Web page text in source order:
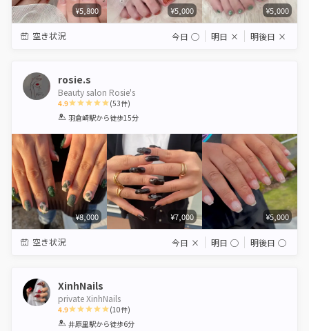
¥5,800 ¥5,000 ¥5,000
空き状況 今日 ◯ 明日 × 明後日 ×
rosie.s
Beauty salon Rosie's
4.9
1 2 3 4 5
(53件)
羽倉崎駅から徒歩15分
¥8,000 ¥7,000 ¥5,000
空き状況 今日 × 明日 ◯ 明後日 ◯
XinhNails
private XinhNails
4.9
1 2 3 4 5
(10件)
井原里駅から徒歩6分